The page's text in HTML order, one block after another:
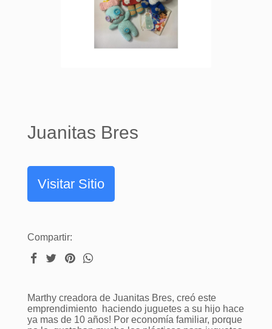
Juanitas Bres
Visitar Sitio
Compartir:
Marthy creadora de Juanitas Bres, creó este
emprendimiento haciendo juguetes a su hijo hace
ya mas de 10 años! Por economía familiar, porque